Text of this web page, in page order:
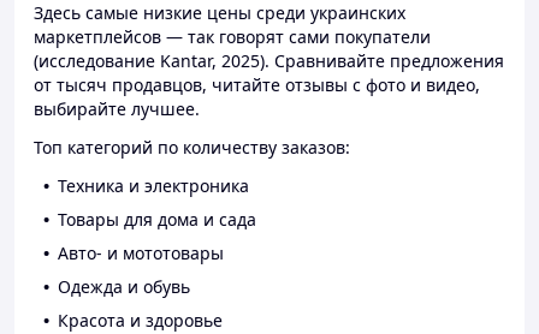
Здесь самые низкие цены среди украинских
маркетплейсов — так говорят сами покупатели
(исследование Kantar, 2025). Сравнивайте предложения
от тысяч продавцов, читайте отзывы с фото и видео,
выбирайте лучшее.
Топ категорий по количеству заказов:
Техника и электроника
Товары для дома и сада
Авто- и мототовары
Одежда и обувь
Красота и здоровье